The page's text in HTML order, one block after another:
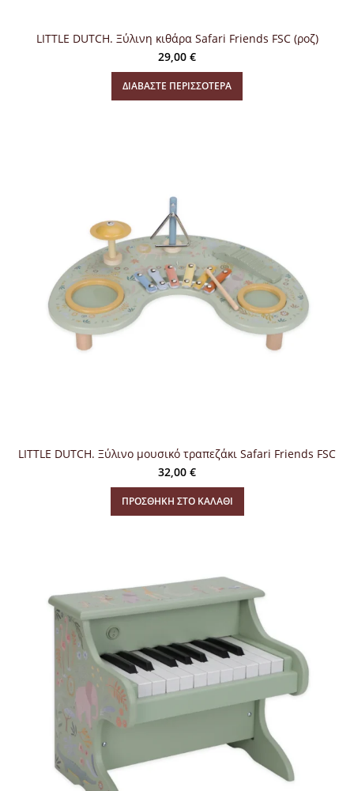
LITTLE DUTCH. Ξύλινη κιθάρα Safari Friends FSC (ροζ)
29,00 €
ΔΙΑΒΆΣΤΕ ΠΕΡΙΣΣΌΤΕΡΑ
LITTLE DUTCH. Ξύλινο μουσικό τραπεζάκι Safari Friends FSC
32,00 €
ΠΡΟΣΘΉΚΗ ΣΤΟ ΚΑΛΆΘΙ